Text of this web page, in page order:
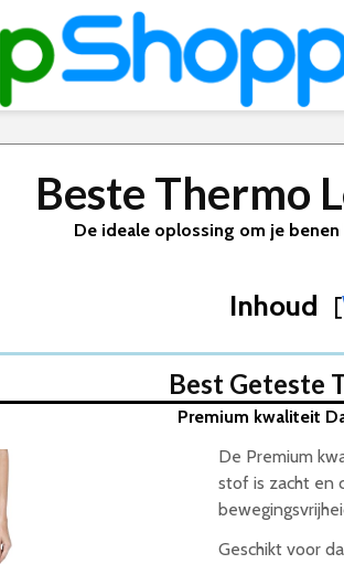
Beste Thermo
De ideale oplossing om je
Inhoud [
heren
2026
Best Geteste
Premium kwaliteit
De Premium
stof is zacht en
Geschikt voor